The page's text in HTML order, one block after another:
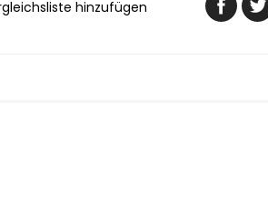
hinzufügen